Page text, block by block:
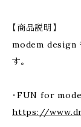
【商品説明】
modem design
す。
・FUN for
https://